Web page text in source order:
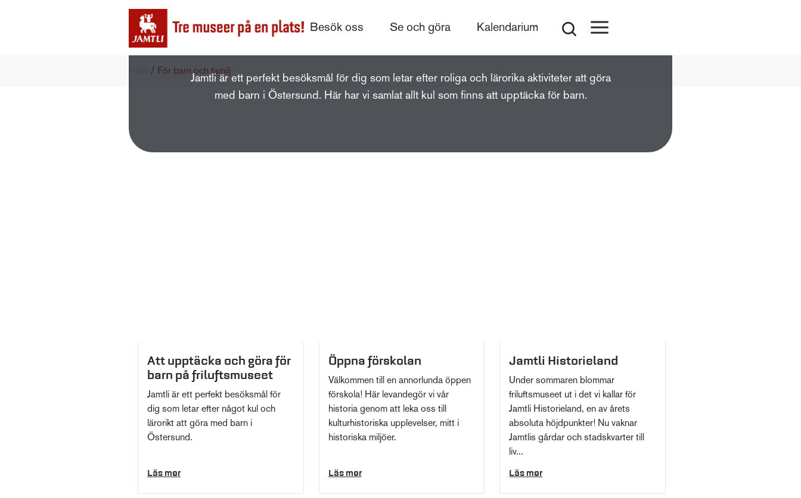
Besök oss Se och göra Kalendarium
/ För barn och familj
Jamtli är ett perfekt besöksmål för dig som letar efter roliga och lärorika aktiviteter att göra
med barn i Östersund. Här har vi samlat allt kul som finns att upptäcka för barn.
Att upptäcka och göra för
barn på friluftsmuseet
Jamtli är ett perfekt besöksmål för
dig som letar efter något kul och
lärorikt att göra med barn i
Östersund.
Läs mer
Öppna förskolan
Välkommen till en annorlunda öppen
förskola! Här levandegör vi vår
historia genom att leka oss till
kulturhistoriska upplevelser, mitt i
historiska miljöer.
Läs mer
Jamtli Historieland
Under sommaren blommar
friluftsmuseet ut i det vi kallar för
Jamtli Historieland, en av årets
absoluta höjdpunkter! Nu vaknar
Jamtlis gårdar och stadskvarter till
liv...
Läs mer